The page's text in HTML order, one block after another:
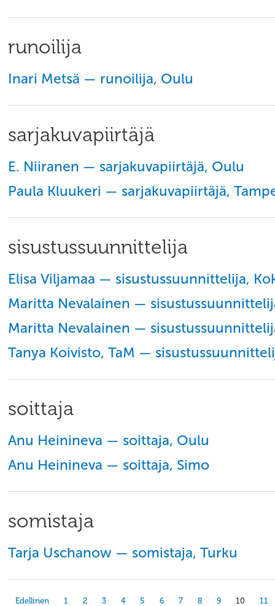
runoilija
Inari Metsä — runoilija, Oulu
sarjakuvapiirtäjä
E. Niiranen — sarjakuvapiirtäjä, Oulu
Paula Kluukeri — sarjakuvapiirtäjä,
sisustussuunnittelija
Elisa Viljamaa — sisustussuunnittelija,
Maritta Nevalainen —
Maritta Nevalainen —
Tanya Koivisto, TaM —
soittaja
Anu Heinineva — soittaja, Oulu
Anu Heinineva — soittaja, Simo
somistaja
Tarja Uschanow — somistaja, Turku
Edellinen 1 2 3 4 5 6 7 8 9 10 11